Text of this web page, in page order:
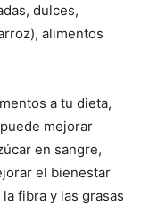
dulces,
alimentos
a tu dieta,
mejorar
en sangre,
el bienestar
fibra y las grasas